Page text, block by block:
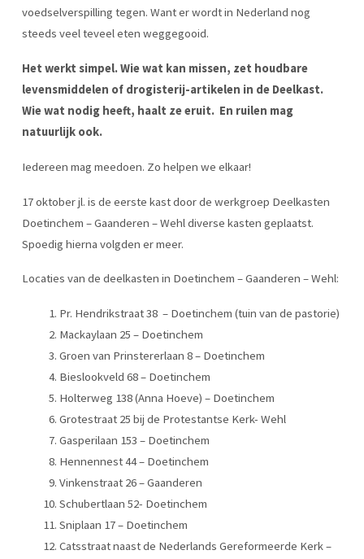
voedselverspilling tegen. Want er wordt in Nederland nog
steeds veel teveel eten weggegooid.
Het werkt simpel. Wie wat kan missen, zet houdbare
levensmiddelen of drogisterij-artikelen in de Deelkast.
Wie wat nodig heeft, haalt ze eruit. En ruilen mag
natuurlijk ook.
Iedereen mag meedoen. Zo helpen we elkaar!
17 oktober jl. is de eerste kast door de werkgroep Deelkasten
Doetinchem – Gaanderen – Wehl diverse kasten geplaatst.
Spoedig hierna volgden er meer.
Locaties van de deelkasten in Doetinchem – Gaanderen – Wehl:
Pr. Hendrikstraat 38 – Doetinchem (tuin van de pastorie)
Mackaylaan 25 – Doetinchem
Groen van Prinstererlaan 8 – Doetinchem
Bieslookveld 68 – Doetinchem
Holterweg 138 (Anna Hoeve) – Doetinchem
Grotestraat 25 bij de Protestantse Kerk- Wehl
Gasperilaan 153 – Doetinchem
Hennennest 44 – Doetinchem
Vinkenstraat 26 – Gaanderen
Schubertlaan 52- Doetinchem
Sniplaan 17 – Doetinchem
Catsstraat naast de Nederlands Gereformeerde Kerk –